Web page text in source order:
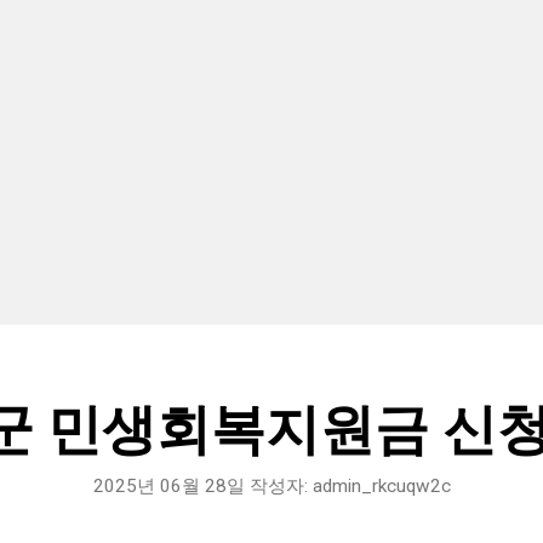
민생회복지원금 신
2025년 06월 28일 작성자: admin_rkcuqw2c